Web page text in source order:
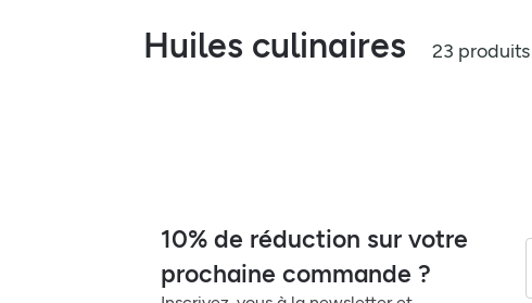
Huiles culinaires 23 produits
10% de réduction sur votre
prochaine commande ?